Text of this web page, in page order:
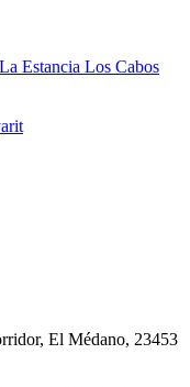
El Médano, 23453